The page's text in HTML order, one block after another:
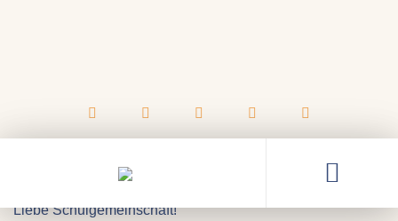
Fortbildung in Erster Hilfe und
Liebe Schulgemeinschaft!